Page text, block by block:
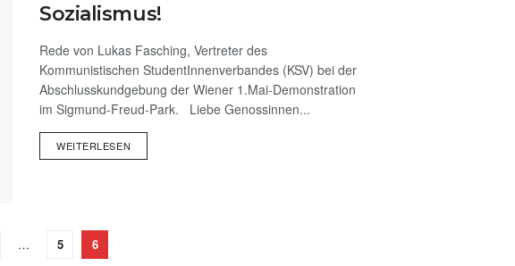
Sozialismus!
Rede von Lukas Fasching, Vertreter des
Kommunistischen StudentInnenverbandes (KSV) bei der
Abschlusskundgebung der Wiener 1.Mai-Demonstration
im Sigmund-Freud-Park. Liebe Genossinnen...
WEITERLESEN
… 5 6